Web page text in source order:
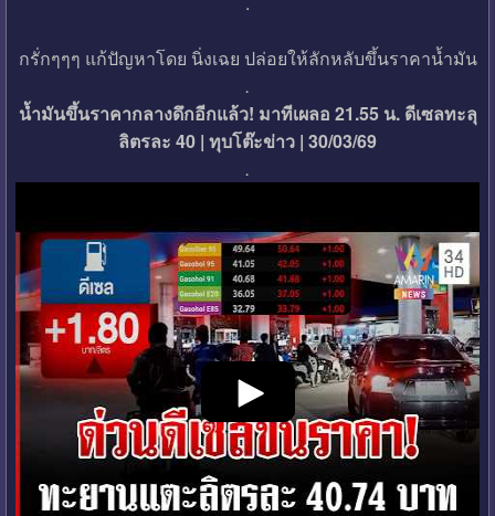
กรั่กๆๆๆ แก้ปัญหาโดย นิ่งเฉย ปล่อยให้ลักหลับขึ้นราคาน้ำมัน
.
น้ำมันขึ้นราคากลางดึกอีกแล้ว! มาทีเผลอ 21.55 น. ดีเซลทะลุ
ลิตรละ 40 | ทุบโต๊ะข่าว | 30/03/69
.